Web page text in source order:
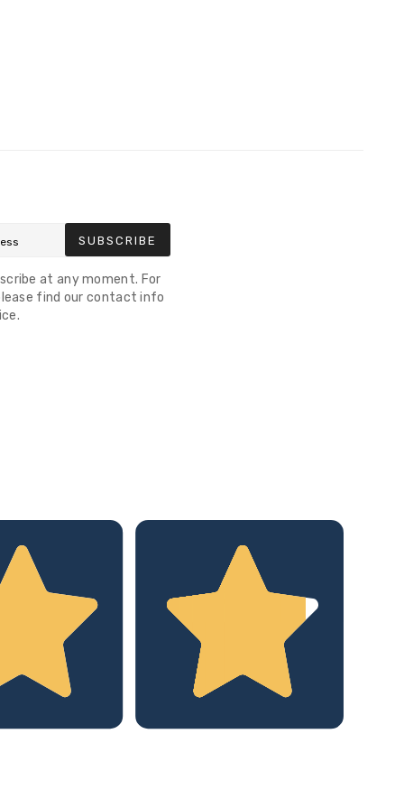
SUBSCRIBE
at any moment. For
find our contact info